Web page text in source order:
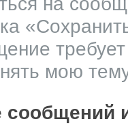
мою
сообщений